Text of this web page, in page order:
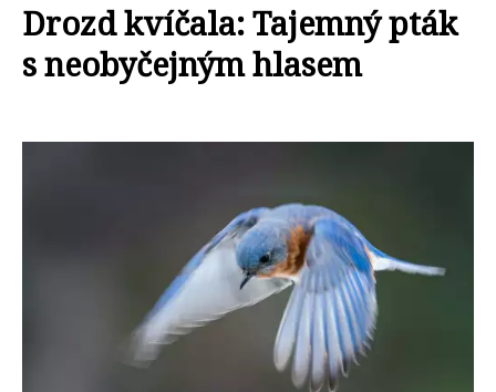
Drozd kvíčala: Tajemný pták
s neobyčejným hlasem